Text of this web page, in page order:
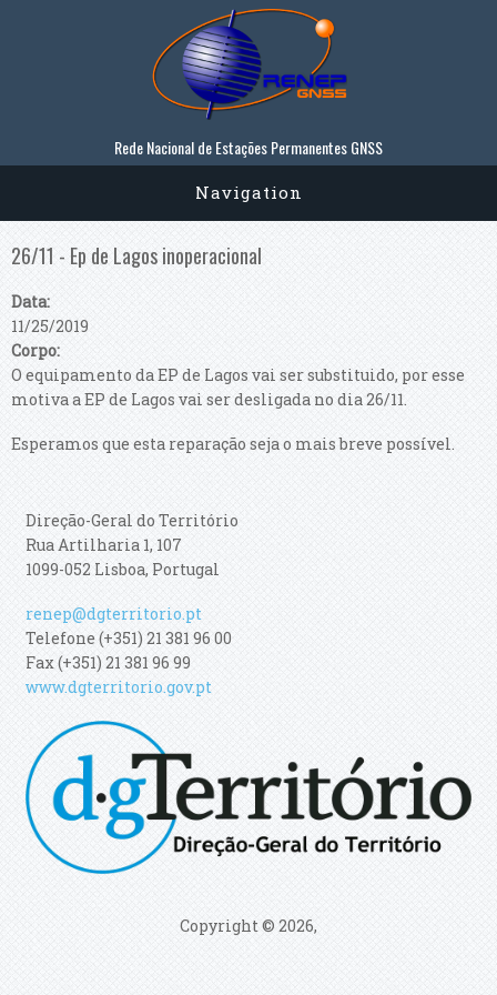
Passar para o conteúdo principal
Rede Nacional de Estações Permanentes GNSS
Navigation
26/11 - Ep de Lagos inoperacional
Data:
11/25/2019
Corpo:
O equipamento da EP de Lagos vai ser substituido, por esse
motiva a EP de Lagos vai ser desligada no dia 26/11.
Esperamos que esta reparação seja o mais breve possível.
Direção-Geral do Território
Rua Artilharia 1, 107
1099-052 Lisboa, Portugal
renep@dgterritorio.pt
Telefone (+351) 21 381 96 00
Fax (+351) 21 381 96 99
www.dgterritorio.gov.pt
Copyright © 2026,